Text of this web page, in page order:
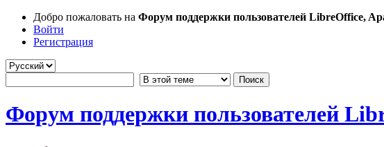
Добро пожаловать на Форум поддержки пользователей LibreOffice,
Войти
Регистрация
Форум поддержки пользователей